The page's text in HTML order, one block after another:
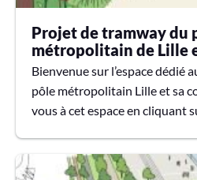
Projet de tramway du
métropolitain de Lille
Bienvenue sur l’espace dédié
pôle métropolitain Lille et sa
vous à cet espace en cliquant
Retrouvez toutes les